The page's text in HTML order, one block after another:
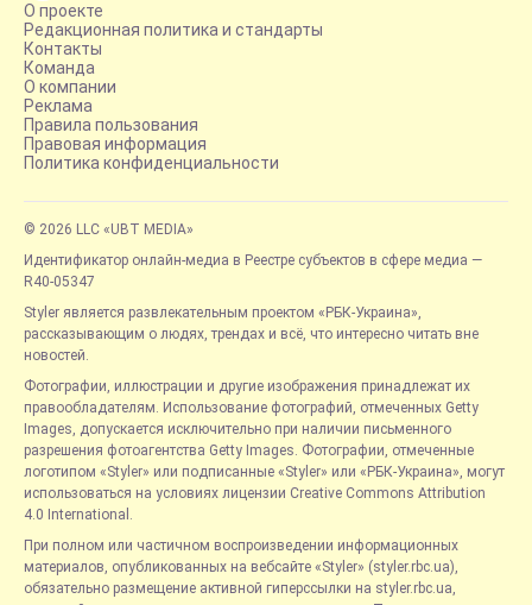
О проекте
Редакционная политика и стандарты
Контакты
Команда
О компании
Реклама
Правила пользования
Правовая информация
Политика конфиденциальности
© 2026 LLC «UBT MEDIA»
Идентификатор онлайн-медиа в Реестре субъектов в сфере медиа —
R40-05347
Styler является развлекательным проектом «РБК-Украина»,
рассказывающим о людях, трендах и всё, что интересно читать вне
новостей.
Фотографии, иллюстрации и другие изображения принадлежат их
правообладателям. Использование фотографий, отмеченных Getty
Images, допускается исключительно при наличии письменного
разрешения фотоагентства Getty Images. Фотографии, отмеченные
логотипом «Styler» или подписанные «Styler» или «РБК-Украина», могут
использоваться на условиях лицензии Creative Commons Attribution
4.0 International.
При полном или частичном воспроизведении информационных
материалов, опубликованных на вебсайте «Styler» (styler.rbc.ua),
обязательно размещение активной гиперссылки на styler.rbc.ua,